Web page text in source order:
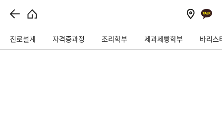
진로설계 자격증과정 조리학부 제과제빵학부 바리스
// 이벤트상담 관련